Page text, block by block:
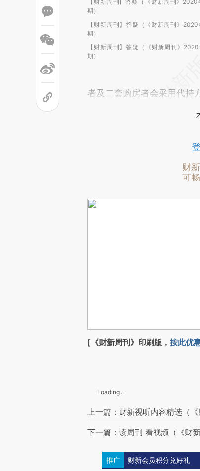
【财新周刊】答疑（《财新周刊》
期）
【财新周刊】答疑（《财新周刊》
期）
【财新周刊】答疑（《财新周刊》2020
期）
者及二套购房者会采用代持
财
可
[《财新周刊》印刷版， 按此优
Loading...
上一篇：财新视听内容精选（
下一篇：读周刊 看视频（《财
推广 财新会员积分兑好礼